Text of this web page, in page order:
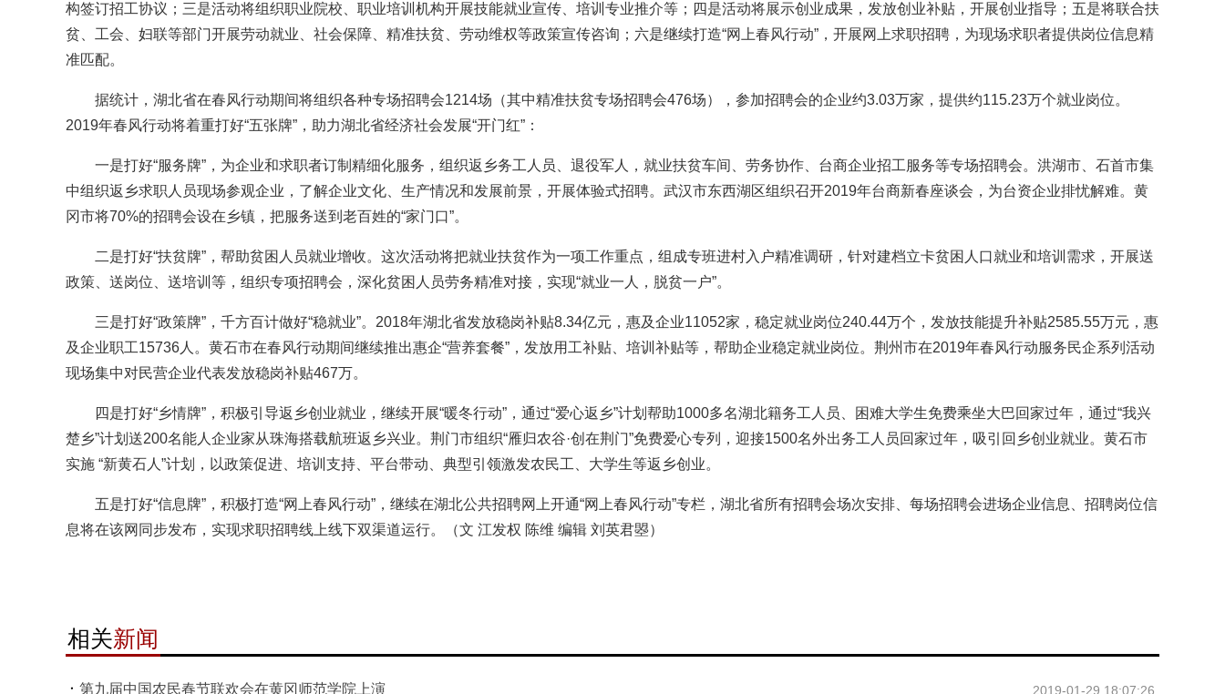
构签订招工协议；三是活动将组织职业院校、职业培训机构开展技能就业宣传、培训专业推介等；四是活动将展示创业成果，发放创业补贴，开展创业指导；五是将联合扶
贫、工会、妇联等部门开展劳动就业、社会保障、精准扶贫、劳动维权等政策宣传咨询；六是继续打造“网上春风行动”，开展网上求职招聘，为现场求职者提供岗位信息精
准匹配。
据统计，湖北省在春风行动期间将组织各种专场招聘会1214场（其中精准扶贫专场招聘会476场），参加招聘会的企业约3.03万家，提供约115.23万个就业岗位。
2019年春风行动将着重打好“五张牌”，助力湖北省经济社会发展“开门红”：
一是打好“服务牌”，为企业和求职者订制精细化服务，组织返乡务工人员、退役军人，就业扶贫车间、劳务协作、台商企业招工服务等专场招聘会。洪湖市、石首市集
中组织返乡求职人员现场参观企业，了解企业文化、生产情况和发展前景，开展体验式招聘。武汉市东西湖区组织召开2019年台商新春座谈会，为台资企业排忧解难。黄
冈市将70%的招聘会设在乡镇，把服务送到老百姓的“家门口”。
二是打好“扶贫牌”，帮助贫困人员就业增收。这次活动将把就业扶贫作为一项工作重点，组成专班进村入户精准调研，针对建档立卡贫困人口就业和培训需求，开展送
政策、送岗位、送培训等，组织专项招聘会，深化贫困人员劳务精准对接，实现“就业一人，脱贫一户”。
三是打好“政策牌”，千方百计做好“稳就业”。2018年湖北省发放稳岗补贴8.34亿元，惠及企业11052家，稳定就业岗位240.44万个，发放技能提升补贴2585.55万元，惠
及企业职工15736人。黄石市在春风行动期间继续推出惠企“营养套餐”，发放用工补贴、培训补贴等，帮助企业稳定就业岗位。荆州市在2019年春风行动服务民企系列活动
现场集中对民营企业代表发放稳岗补贴467万。
四是打好“乡情牌”，积极引导返乡创业就业，继续开展“暖冬行动”，通过“爱心返乡”计划帮助1000多名湖北籍务工人员、困难大学生免费乘坐大巴回家过年，通过“我兴
楚乡”计划送200名能人企业家从珠海搭载航班返乡兴业。荆门市组织“雁归农谷·创在荆门”免费爱心专列，迎接1500名外出务工人员回家过年，吸引回乡创业就业。黄石市
实施 “新黄石人”计划，以政策促进、培训支持、平台带动、典型引领激发农民工、大学生等返乡创业。
五是打好“信息牌”，积极打造“网上春风行动”，继续在湖北公共招聘网上开通“网上春风行动”专栏，湖北省所有招聘会场次安排、每场招聘会进场企业信息、招聘岗位信
息将在该网同步发布，实现求职招聘线上线下双渠道运行。（文 江发权 陈维 编辑 刘英君曌）
相关新闻
第九届中国农民春节联欢会在黄冈师范学院上演 2019-01-29 18:07:26